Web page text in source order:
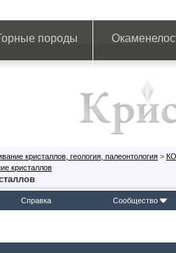
породы
кристаллов, геология, палеонтология >
кристаллов
Справка Сообщество